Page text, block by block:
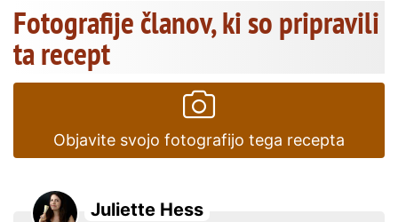
Fotografije članov, ki so pripravili
ta recept
Objavite svojo fotografijo tega recepta
Juliette Hess